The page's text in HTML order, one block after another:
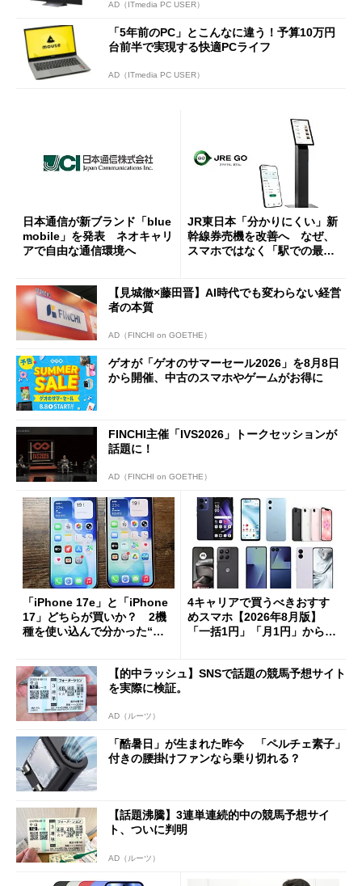
AD（ITmedia PC USER）
「5年前のPC」とこんなに違う！予算10万円
台前半で実現する快適PCライフ
AD（ITmedia PC USER）
日本通信が新ブランド「blue
mobile」を発表 ネオキャリ
アで自由な通信環境へ
JR東日本「分かりにくい」新
幹線券売機を改善へ なぜ、
スマホではなく「駅での最短
【見城徹×藤田晋】AI時代でも変わらない経営
者の本質
AD（FINCHI on GOETHE）
ゲオが「ゲオのサマーセール2026」を8月8日
から開催、中古のスマホやゲームがお得に
FINCHI主催「IVS2026」トークセッションが
話題に！
AD（FINCHI on GOETHE）
「iPhone 17e」と「iPhone
17」どちらが買いか？ 2機
種を使い込んで分かった“ス
4キャリアで買うべきおすす
めスマホ【2026年8月版】
「一括1円」「月1円」からお
【的中ラッシュ】SNSで話題の競馬予想サイト
を実際に検証。
AD（ルーツ）
「酷暑日」が生まれた昨今 「ペルチェ素子」
付きの腰掛けファンなら乗り切れる？
【話題沸騰】3連単連続的中の競馬予想サイ
ト、ついに判明
AD（ルーツ）